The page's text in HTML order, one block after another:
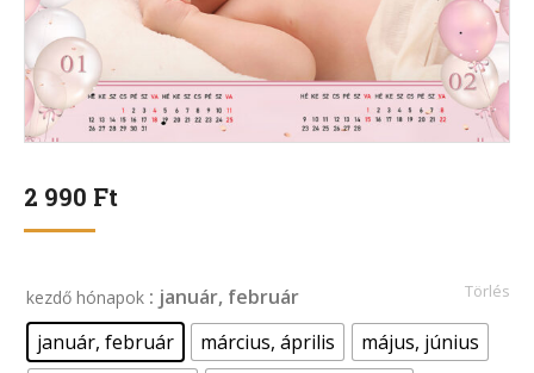
2 990 Ft
kezdő hónapok : január, február
január, február
március, április
május, június
Törlés